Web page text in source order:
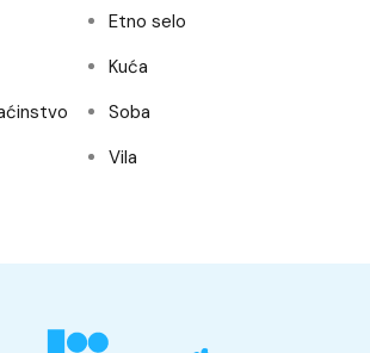
Etno selo
Kuća
Soba
Vila